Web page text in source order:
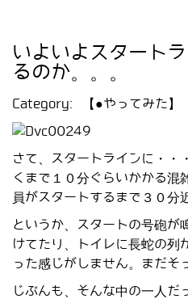
いよいよスタート
るのか。。。
Category: 【●やってみた】
さて、スタートラインに・・
くまで１０分ぐらいかかる混
員がスタートするまで３０分
というか、スタートの号砲が
けてたり、トイレに長蛇の列
った感じがしません。まだそ
じぶんも、そんな中の一人だ